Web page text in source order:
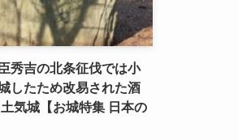
秀吉の北条征伐では小
したため改易された酒
気城【お城特集 日本の